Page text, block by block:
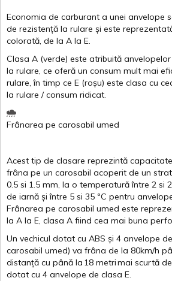
Economia de carburant a unei anvelope
de rezistență la rulare și este
colorată, de la A la E.
Clasa A (verde) este atribuită anvelopelor
la rulare, ce oferă un consum mult mai
rulare,în timp ce E (roșu) este clasa cu
la rulare /consum ridicat.
Frânarea pe carosabil umed
Acest tip de clasare reprezintă
frâna pe un carosabil acoperit de un strat
0.5 si 1.5 mm, la o temperatură între 2 si
de iarnă și între 5 si 35 ºC pentru
Frânarea pe carosabil umed este
la A la E, clasa A fiind cea mai buna
Un vechicul dotat cu ABS și 4 anvelope de
carosabil umed) va frâna de la 80km/h
distanță cu până la 18 metrimai scurtă
dotat cu 4 anvelope de clasa E.